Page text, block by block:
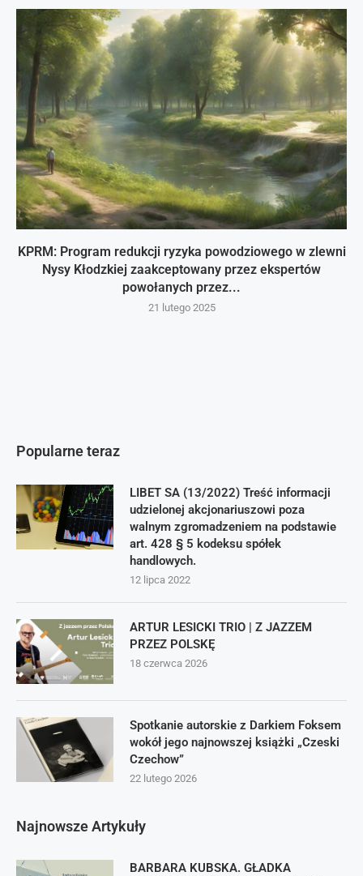
KPRM: Program redukcji ryzyka powodziowego w zlewni
Nysy Kłodzkiej zaakceptowany przez ekspertów
powołanych przez...
21 lutego 2025
Popularne teraz
LIBET SA (13/2022) Treść informacji
udzielonej akcjonariuszowi poza
walnym zgromadzeniem na podstawie
art. 428 § 5 kodeksu spółek
handlowych.
12 lipca 2022
ARTUR LESICKI TRIO | Z JAZZEM
PRZEZ POLSKĘ
18 czerwca 2026
Spotkanie autorskie z Darkiem Foksem
wokół jego najnowszej książki „Czeski
Czechow”
22 lutego 2026
Najnowsze Artykuły
BARBARA KUBSKA. GŁADKA